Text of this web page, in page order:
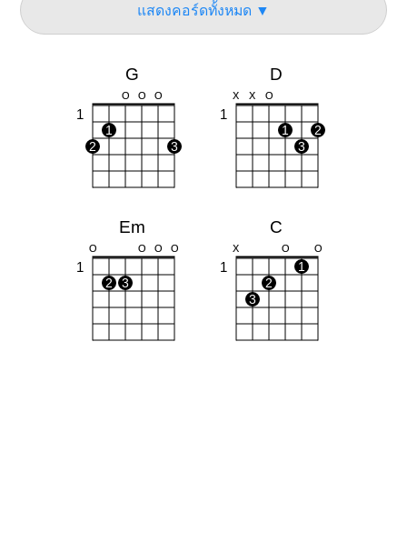
แสดงคอร์ดทั้งหมด ▼
G
O O O
1
1
2
3
D
X X O
1
1
2
3
Em
O O O O
1
2 3
C
X O O
1
1
2
3